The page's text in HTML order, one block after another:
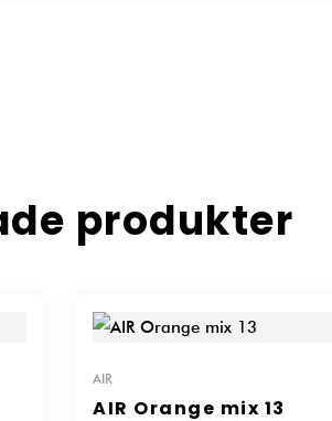
produkter
AIR
AIR Orange mix 13